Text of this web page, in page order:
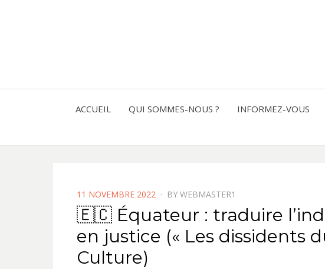
ACCUEIL QUI SOMMES-NOUS ? INFORMEZ-VOUS
POSTED
ON
11 NOVEMBRE 2022 BY WEBMASTER1
🇪🇨 Équateur : traduire
en justice (« Les dissidents
Culture)